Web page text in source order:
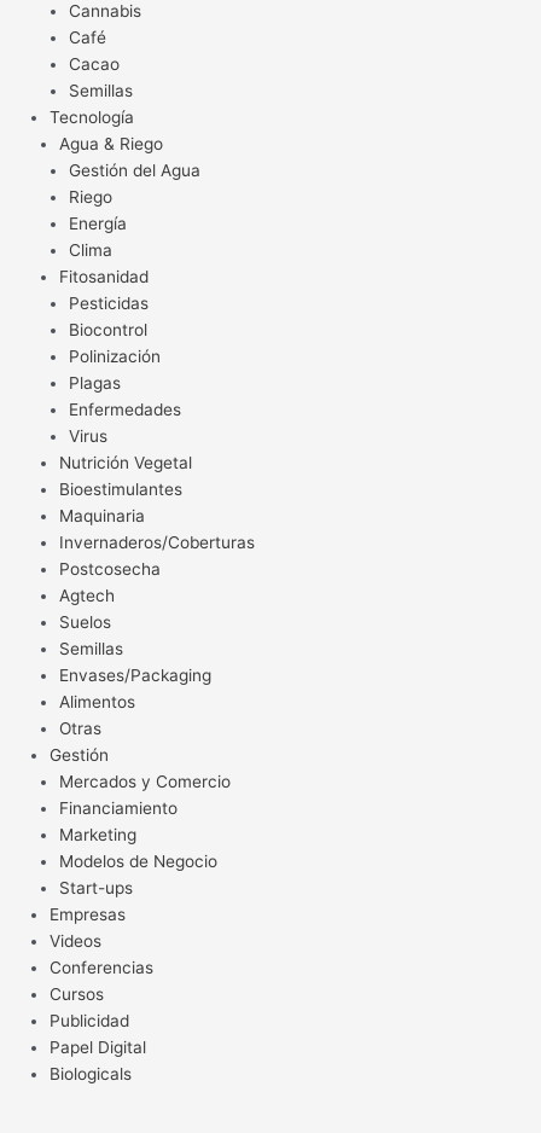
Cannabis
Café
Cacao
Semillas
Tecnología
Agua & Riego
Gestión del Agua
Riego
Energía
Clima
Fitosanidad
Pesticidas
Biocontrol
Polinización
Plagas
Enfermedades
Virus
Nutrición Vegetal
Bioestimulantes
Maquinaria
Invernaderos/Coberturas
Postcosecha
Agtech
Suelos
Semillas
Envases/Packaging
Alimentos
Otras
Gestión
Mercados y Comercio
Financiamiento
Marketing
Modelos de Negocio
Start-ups
Empresas
Videos
Conferencias
Cursos
Publicidad
Papel Digital
Biologicals